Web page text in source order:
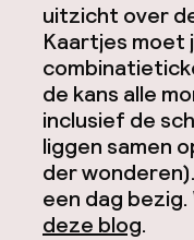
uitzicht over
Kaartjes moet
de kans alle
inclusief de
liggen samen
der
een dag
deze blog.